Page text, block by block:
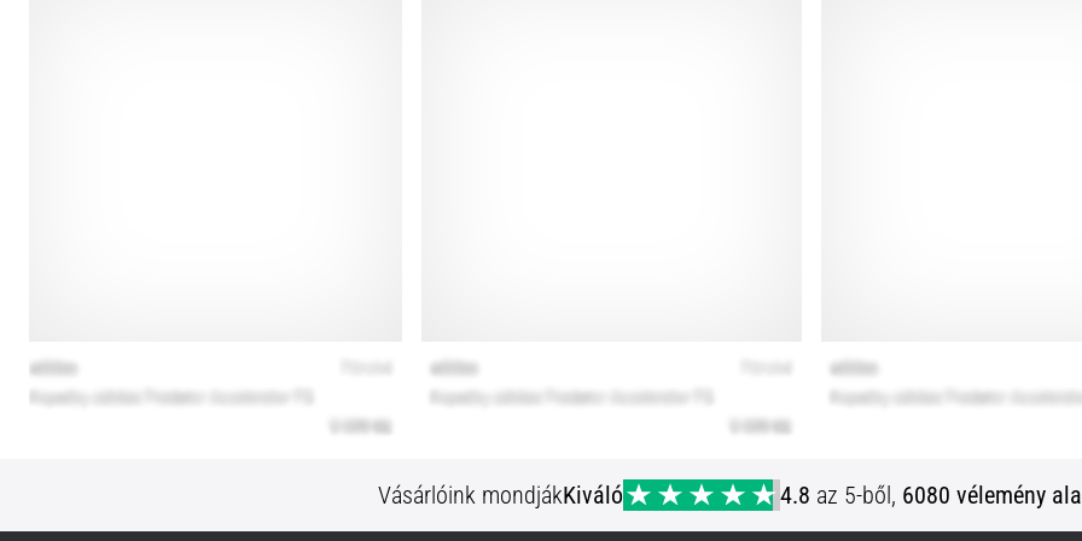
Vásárlóink mondjákKiváló 4.8 az 5-ből, 6080 vélemény